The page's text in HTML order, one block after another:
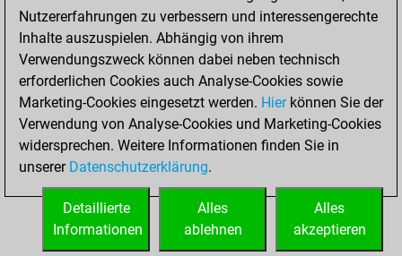
Bauer setzt Matt
0
Erstickte Matts
Unterverwandlungen
Türme auf der siebten
0
STARTSEITE
Nutzererfahrungen zu verbessern und interessengerechte
Inhalte auszuspielen. Abhängig von ihrem
Verwendungszweck können dabei neben technisch
erforderlichen Cookies auch Analyse-Cookies sowie
Marketing-Cookies eingesetzt werden. Hierkönnen Sie der
Verwendung von Analyse-Cookies und Marketing-Cookies
widersprechen. Weitere Informationen finden Sie in
unserer Datenschutzerklärung.
Alles
akzeptieren
Alles
ablehnen
Detaillierte
Informationen